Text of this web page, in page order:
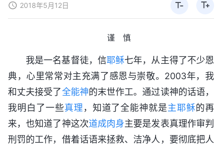
2018年5月12日
谨 慎
我是一名基督徒，信耶稣七年，从主得了不少恩
典，心里常常对主充满了感恩与崇敬。2003年，我
和丈夫接受了全能神的末世作工。通过读神的话语，
我明白了一些真理 ，知道了全能神就是主耶稣的再
来，也知道了神这次道成肉身主要是发表真理作审判
刑罚的工作，借着话语来拯救、洁净人，要彻底把人